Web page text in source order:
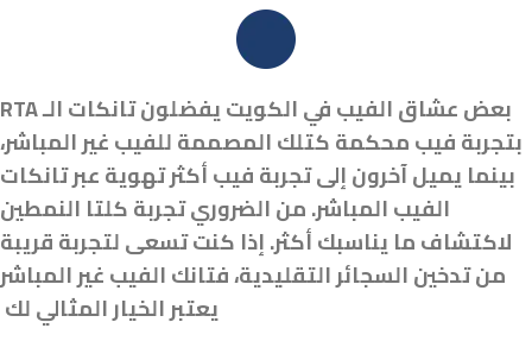
بعض عشاق الفيب في الكويت يفضلون تانكات الـ RTA
بتجربة فيب محكمة كتلك المصممة للفيب غير المباشر،
بينما يميل آخرون إلى تجربة فيب أكثر تهوية عبر تانكات
الفيب المباشر. من الضروري تجربة كلتا النمطين
لاكتشاف ما يناسبك أكثر. إذا كنت تسعى لتجربة قريبة
من تدخين السجائر التقليدية، فتانك الفيب غير المباشر
يعتبر الخيار المثالي لك